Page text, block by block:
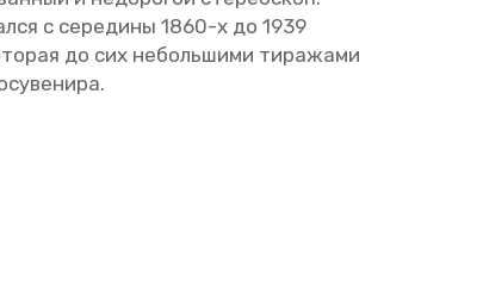
с се­ре­ди­ны 1860-х до 1939
до сих неболь­ши­ми ти­ра­жа­ми